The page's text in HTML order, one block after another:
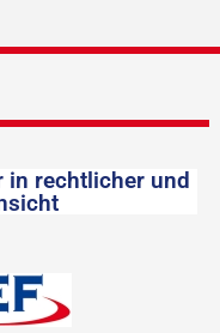
in rechtlicher und